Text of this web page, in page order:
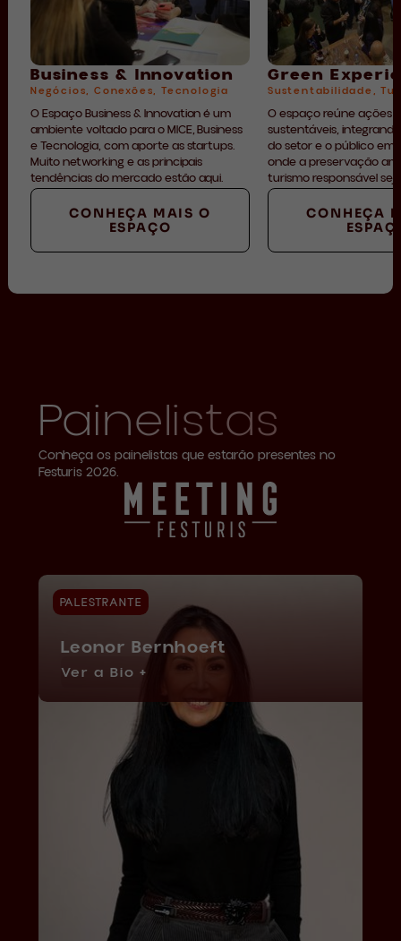
Business & Innovation
Negócios, Conexões, Tecnologia
O Espaço Business & Innovation é um
ambiente voltado para o MICE, Business
e Tecnologia, com aporte as startups.
Muito networking e as principais
tendências do mercado estão aqui.
CONHEÇA MAIS O
ESPAÇO
Green
Sustentabilidade,
O espaço reúne ações
sustentáveis,
do setor e o público em
onde a preservação
turismo responsável
CONHEÇA
Painelistas
Conheça os painelistas que estarão presentes no
Festuris 2026.
Leonor Bernhoeft
Ver a Bio +
PALESTRANTE